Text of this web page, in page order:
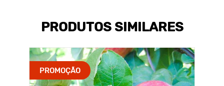
PRODUTOS SIMILARES
PROMOÇÃO